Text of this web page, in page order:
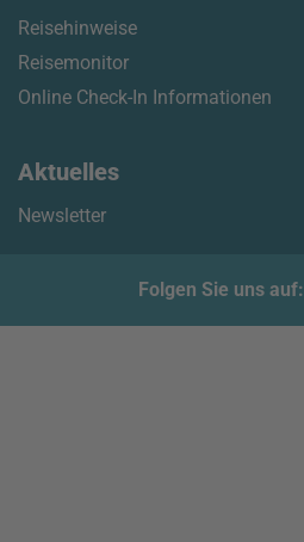
Reisehinweise
Reisemonitor
Online Check-In Informationen
Aktuelles
Newsletter
Folgen Sie uns auf: